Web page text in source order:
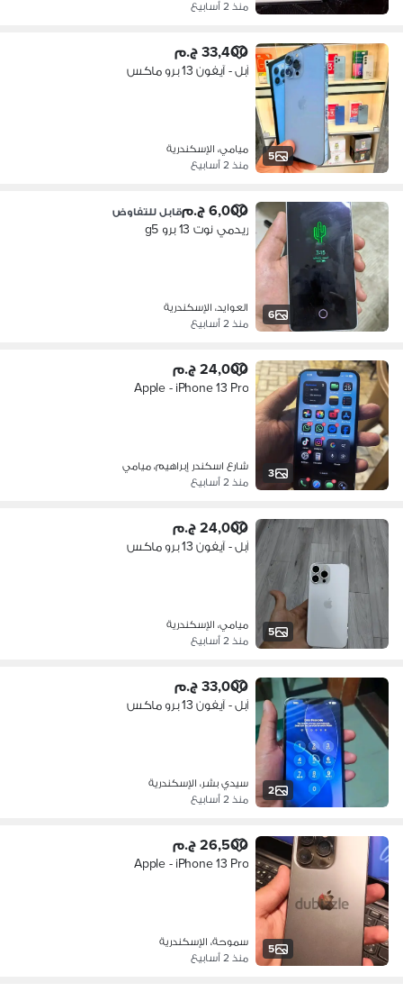
منذ 2 أسابيع
5
33,400 ج.م
آبل - آيفون 13 برو ماكس
ميامي، الإسكندرية
منذ 2 أسابيع
6
6,000 ج.م قابل للتفاوض
ريدمي نوت 13 برو g5
العوايد، الإسكندرية
منذ 2 أسابيع
3
24,000 ج.م
Apple - iPhone 13 Pro
شارع اسكندر إبراهيم، ميامي
منذ 2 أسابيع
5
24,000 ج.م
آبل - آيفون 13 برو ماكس
ميامي، الإسكندرية
منذ 2 أسابيع
2
33,000 ج.م
آبل - آيفون 13 برو ماكس
سيدي بشر، الإسكندرية
منذ 2 أسابيع
5
26,500 ج.م
Apple - iPhone 13 Pro
سموحة، الإسكندرية
منذ 2 أسابيع